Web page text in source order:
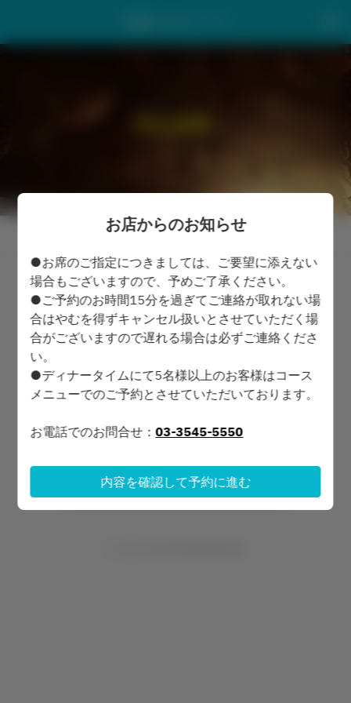
お店からのお知らせを表示
築地パラディーゾ
2名
時間を選択
カテゴリーを選択
予約を続ける
お店からのお知らせ
●お席のご指定につきましては、ご要望に添えない
場合もございますので、予めご了承ください。
●ご予約のお時間15分を過ぎてご連絡が取れない場
合はやむを得ずキャンセル扱いとさせていただく場
合がございますので遅れる場合は必ずご連絡くださ
い。
●ディナータイムにて5名様以上のお客様はコース
メニューでのご予約とさせていただいております。
お電話でのお問合せ：03-3545-5550
内容を確認して予約に進む